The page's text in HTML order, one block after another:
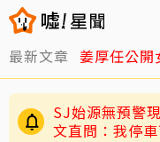
最新文章 姜厚任公開
SJ始源無預警
文直問：我停